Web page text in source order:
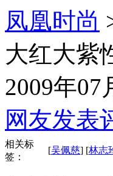
凤凰时尚
大红大紫
2009年07
网友发表
相关标
签：
[吴佩慈] [林志